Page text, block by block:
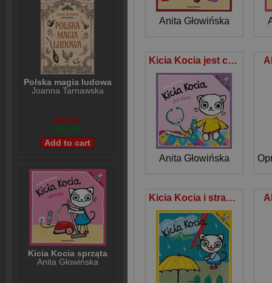
Polska magia ludowa
Joanna Tarnawska
$31,89
$25,08
Kicia Kocia sprząta
Anita Głowińska
Anita Głowińska
Kicia Kocia jest chora
Anita Głowińska
Kicia Kocia i straszna burza